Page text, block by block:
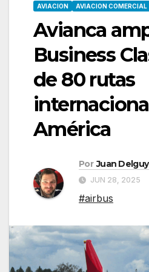
AVIACION AVIACION COMERCIAL
Avianca
Business
de 80 rutas
América
Por Juan Delguy
JUN 28, 2025
#airbus